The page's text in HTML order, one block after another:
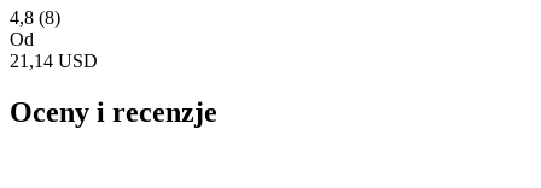
4,8 (8)
Od
21,14 USD
Oceny i recenzje